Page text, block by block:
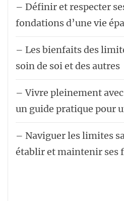
– Définir et respecter
fondations d’une vie
– Les bienfaits des
soin de soi et des autres
– Vivre pleinement
un guide pratique pour
– Naviguer les limites
établir et maintenir ses